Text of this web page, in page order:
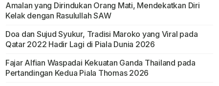
Amalan yang Dirindukan Orang Mati, Mendekatkan Diri
Kelak dengan Rasulullah SAW
Doa dan Sujud Syukur, Tradisi Maroko yang Viral pada
Qatar 2022 Hadir Lagi di Piala Dunia 2026
Fajar Alfian Waspadai Kekuatan Ganda Thailand pada
Pertandingan Kedua Piala Thomas 2026